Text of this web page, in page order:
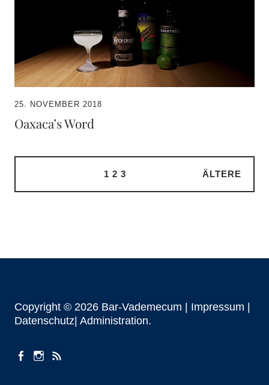
25. NOVEMBER 2018
Oaxaca’s Word
1 2 3 ÄLTERE
Copyright © 2026 Bar-Vademecum | Impressum
Datenschutz| Administration